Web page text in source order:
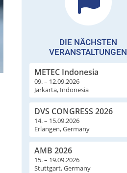
DIE NÄCHSTEN
VERANSTALTUNGEN
METEC Indonesia
09. – 12.09.2026
Jarkarta, Indonesia
DVS CONGRESS 2026
14. – 15.09.2026
Erlangen, Germany
AMB 2026
15. – 19.09.2026
Stuttgart, Germany